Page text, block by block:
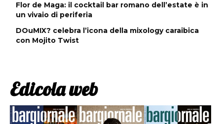
Flor de Maga: il cocktail bar romano dell’estate è in
un vivaio di periferia
DOuMIX? celebra l’icona della mixology caraibica
con Mojito Twist
Edicola web